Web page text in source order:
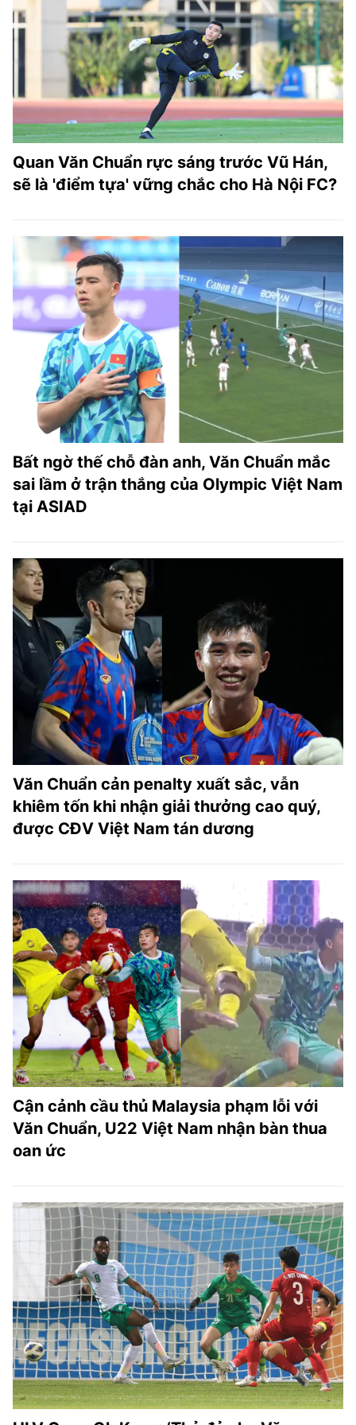
TRA CỨU PHƯỜNG XÃ
CỐNG HIẾN
BÙI XUÂN PHÁI
TIỆN ÍCH
LIÊN HỆ QUẢNG CÁO
Hotline: 0981.119.189
MẠNG XÃ HỘI
Quan Văn Chuẩn rực sáng trước Vũ Hán,
sẽ là 'điểm tựa' vững chắc cho Hà Nội FC?
Bất ngờ thế chỗ đàn anh, Văn Chuẩn mắc
sai lầm ở trận thắng của Olympic Việt Nam
tại ASIAD
Văn Chuẩn cản penalty xuất sắc, vẫn
khiêm tốn khi nhận giải thưởng cao quý,
được CĐV Việt Nam tán dương
Cận cảnh cầu thủ Malaysia phạm lỗi với
Văn Chuẩn, U22 Việt Nam nhận bàn thua
oan ức